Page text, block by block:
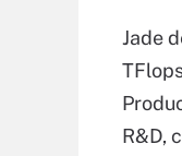
Jade
R&D,